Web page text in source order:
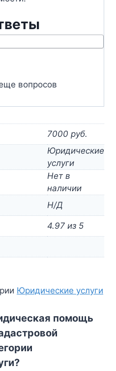
вопросов
7000 руб.
Юридические
услуги
Нет в
наличии
Н/Д
4.97 из 5
Юридические услуги
помощь